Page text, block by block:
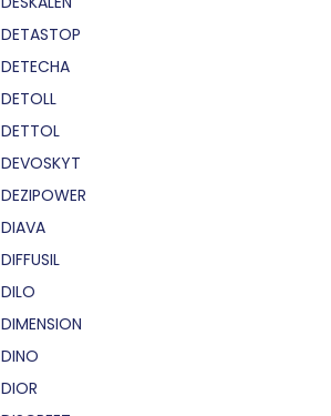
DETASTOP
DETECHA
DETOLL
DETTOL
DEVOSKYT
DEZIPOWER
DIAVA
DIFFUSIL
DILO
DIMENSION
DINO
DIOR